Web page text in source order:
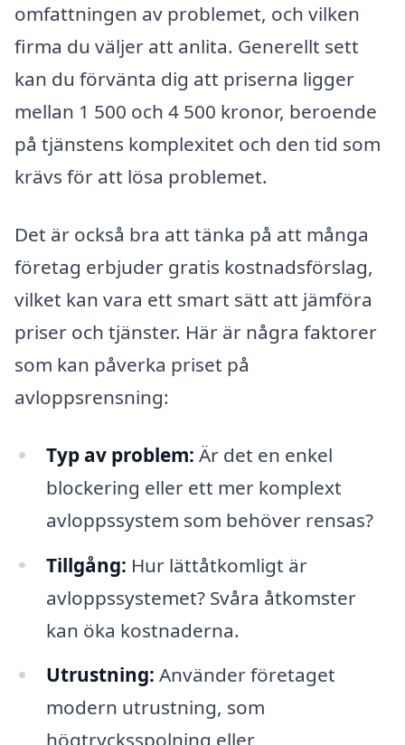
omfattningen av problemet, och vilken
firma du väljer att anlita. Generellt sett
kan du förvänta dig att priserna ligger
mellan 1 500 och 4 500 kronor, beroende
på tjänstens komplexitet och den tid som
krävs för att lösa problemet.
Det är också bra att tänka på att många
företag erbjuder gratis kostnadsförslag,
vilket kan vara ett smart sätt att jämföra
priser och tjänster. Här är några faktorer
som kan påverka priset på
avloppsrensning:
Typ av problem: Är det en enkel
blockering eller ett mer komplext
avloppssystem som behöver rensas?
Tillgång: Hur lättåtkomligt är
avloppssystemet? Svåra åtkomster
kan öka kostnaderna.
Utrustning: Använder företaget
modern utrustning, som
högtrycksspolning eller